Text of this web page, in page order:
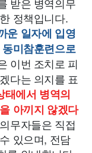
정책입니다.
운 일자에 입영
미참훈련으로
이번 조치로 피
다는 의지를 표
태에서 병역의
아끼지 않겠다
무자들은 직접
있으며, 전담